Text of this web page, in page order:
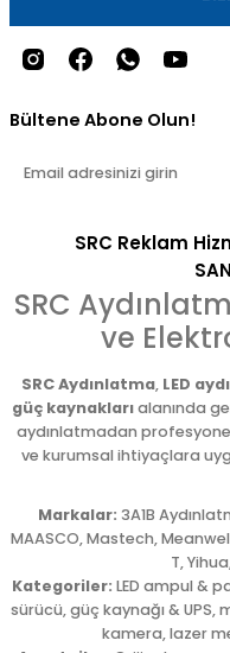
Bültene Abone Olun!
SRC Reklam
SRC
ve
SRC Aydınlatma, LED
güç kaynaklarıalanında
aydınlatmadan
ve kurumsal ihtiyaçlara
Markalar: 3A1B
MAASCO, Mastech,
T,
Kategoriler: LED ampul &
sürücü, güç kaynağı &
kamera, lazer